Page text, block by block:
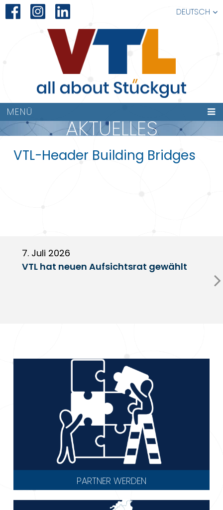
DEUTSCH
MENÜ
AKTUELLES
VTL-Header Building Bridges
7. Juli 2026
VTL hat neuen Aufsichtsrat gewählt
PARTNER WERDEN